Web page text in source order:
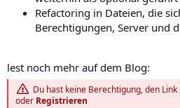
Refactoring in Dateien, die
Berechtigungen, Server und
lest noch mehr auf dem Blog:
Du hast keine Berechtigung, den
oder Registrieren